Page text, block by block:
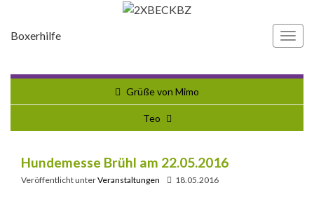
Boxerhilfe
Grüße von Mimo
Teo
Hundemesse Brühl am 22.05.2016
Veröffentlicht unterVeranstaltungen 18.05.2016